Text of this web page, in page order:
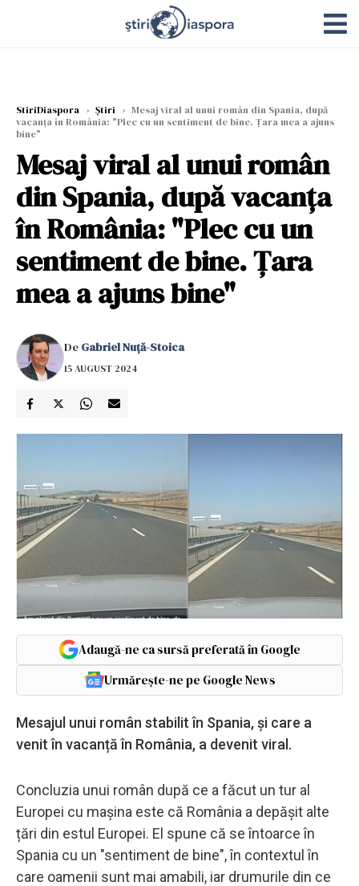
StiriDiaspora › Știri › Mesaj viral al unui român din Spania, după
vacanța în România: "Plec cu un sentiment de bine. Țara mea a ajuns
bine"
Mesaj viral al unui român
din Spania, după vacanța
în România: "Plec cu un
sentiment de bine. Țara
mea a ajuns bine"
De Gabriel Nuță-Stoica
15 AUGUST 2024
Adaugă-ne ca sursă preferată în Google
Urmărește-ne pe Google News
Mesajul unui român stabilit în Spania, și care a
venit în vacanță în România, a devenit viral.
Concluzia unui român după ce a făcut un tur al
Europei cu mașina este că România a depășit alte
țări din estul Europei. El spune că se întoarce în
Spania cu un "sentiment de bine", în contextul în
care oamenii sunt mai amabili, iar drumurile din ce